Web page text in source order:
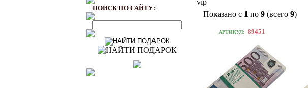
ПОИСК ПО САЙТУ:
vip
Показано с 1 по 9(всего 9)
АРТИКУЛ: 89451